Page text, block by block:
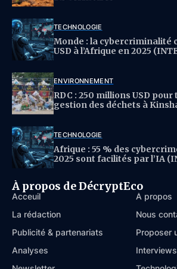
TECHNOLOGIE
Monde : la cybercriminalité
USD à l’Afrique en 2025
ENVIRONNEMENT
RDC : 250 millions USD
gestion des déchets à
TECHNOLOGIE
Afrique : 55 % des
2025 sont facilités par l’IA
À propos de DécryptEco
Acceuil
À propos
La rédaction
Nous
Publicité & partenariats
Proposer
Analyses
Interviews